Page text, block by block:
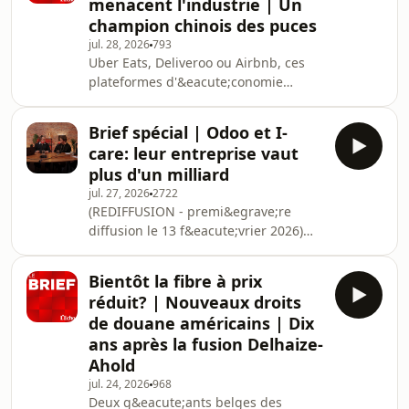
Belfius et l'ancienne Dexia figurent
parmi les cr&eacute;anciers.&nbsp;
Endo Tools, une
soci&eacute;t&eacute; carolo active
dans les instruments chirurgicaux
endoscopiques, vient de lever plus de
20 millions d'e
menacent l'industrie | Un
champion chinois des puces
jul. 28, 2026793
Uber Eats, Deliveroo ou Airbnb, ces
plateformes d'&eacute;conomie
belges. Un nombre en croissance
constante, mais cette progression
risque de ralentir &agrave; cause
d'un changement de r&eacute;gime
fiscal pour certains de ces acteurs.
Les incendies continuent de ravager
la Gironde jusqu'aux portes de
Bordeaux et menacent des sit
Brief spécial | Odoo et I-
care: leur entreprise vaut
plus d'un milliard
jul. 27, 20262722
(REDIFFUSION - premi&egrave;re
diffusion le 13 f&eacute;vrier 2026)
et aujourd&rsquo;hui
valoris&eacute;es plus d&rsquo;un
milliard de dollars. Dans cet
&eacute;pisode du Brief, nous
partons &agrave; la rencontre
de&nbsp;Fabien Pinckaers, CEO de
Odoo, et Fabrice Brion, CEO de I-care,
Bientôt la fibre à prix
réduit? | Nouveaux droits
de douane américains | Dix
ans après la fusion Delhaize-
Ahold
jul. 24, 2026968
Deux g&eacute;ants belges des